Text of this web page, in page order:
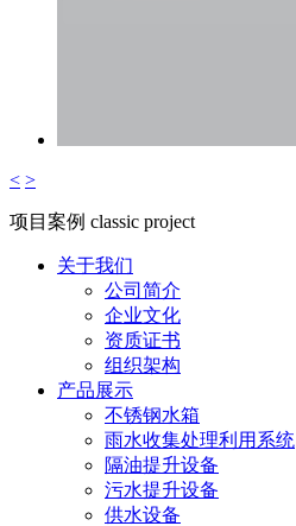
< >
项目案例 classic project
关于我们
公司简介
企业文化
资质证书
组织架构
产品展示
不锈钢水箱
雨水收集处理利用系统
隔油提升设备
污水提升设备
供水设备